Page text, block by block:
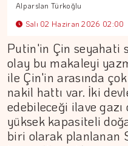
Alparslan Türkoğlu
Salı 02 Haziran 2026 02:00
Putin'in Çin seyahati
olay bu makaleyi
ile Çin'in arasında
nakil hattı var. İki
edebileceği ilave
yüksek kapasiteli
biri olarak planlanan